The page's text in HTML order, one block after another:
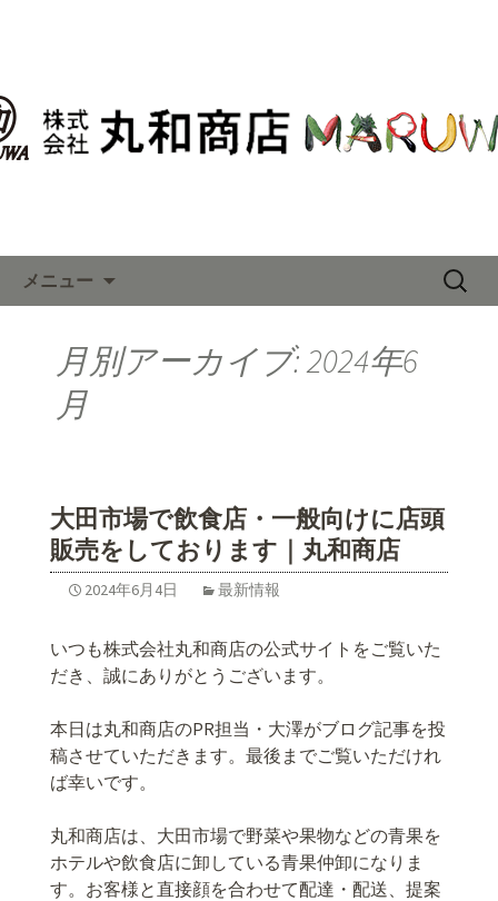
商店」の最新情報はこちら
メニュー
検
月別アーカイブ: 2024年6
月
大田市場で飲食店・一般向けに店頭
販売をしております｜丸和商店
2024年6月4日 最新情報
いつも株式会社丸和商店の公式サイトをご覧いた
だき、誠にありがとうございます。
本日は丸和商店のPR担当・大澤がブログ記事を投
稿させていただきます。最後までご覧いただけれ
ば幸いです。
丸和商店は、大田市場で野菜や果物などの青果を
ホテルや飲食店に卸している青果仲卸になりま
す。お客様と直接顔を合わせて配達・配送、提案